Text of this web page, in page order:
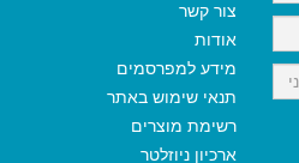
צור קשר
אודות
מידע למפרסמים
תנאי שימוש באתר
רשימת מוצרים
ארכיון ניוזלטר